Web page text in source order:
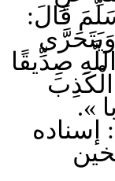
قَالَ:
صِدِّيقًا
».